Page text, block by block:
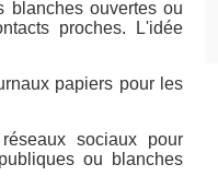
blanches ouvertes ou
proches. L'idée
papiers pour les
sociaux pour
ou blanches